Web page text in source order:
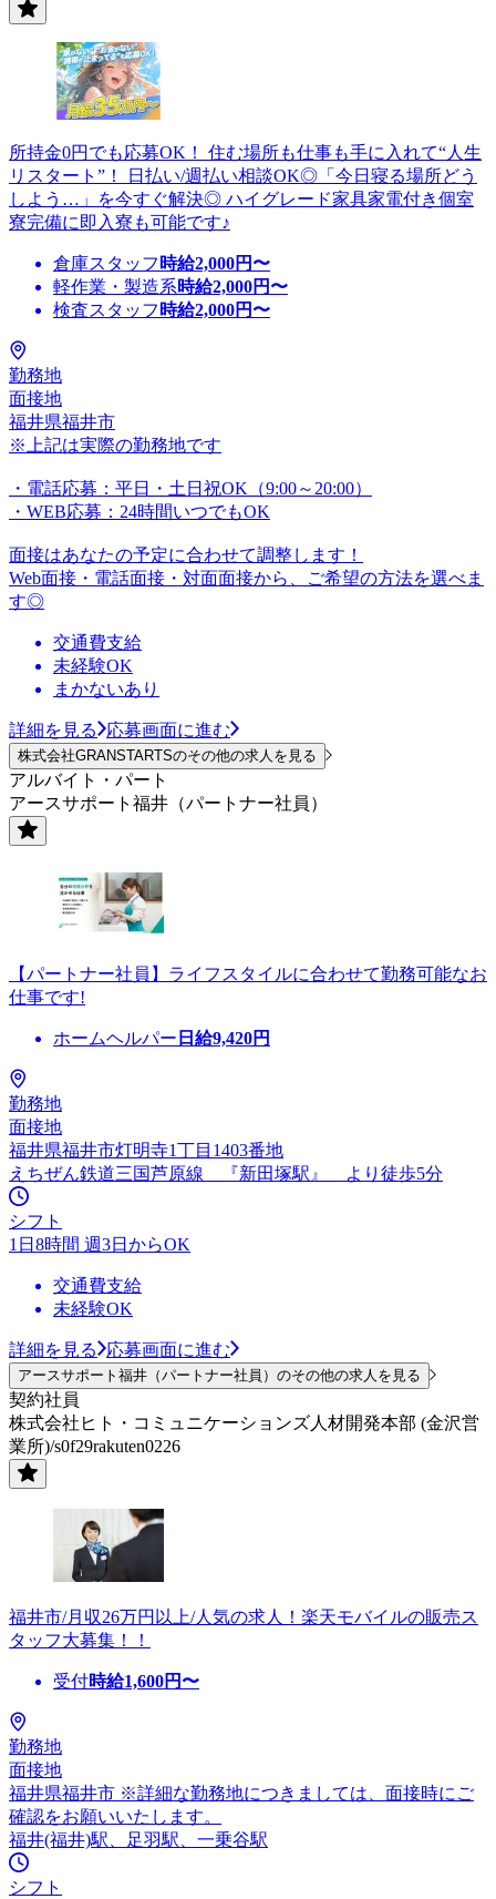
所持金0円でも応募OK！ 住む場所も仕事も手に入れて“人生
リスタート”！ 日払い/週払い相談OK◎「今日寝る場所どう
しよう…」を今すぐ解決◎ ハイグレード家具家電付き個室
寮完備に即入寮も可能です♪
倉庫スタッフ 時給2,000円〜
軽作業・製造系時給2,000円〜
検査スタッフ 時給2,000円〜
勤務地
面接地
福井県福井市
※上記は実際の勤務地です
・電話応募：平日・土日祝OK（9:00～20:00）
・WEB応募：24時間いつでもOK
面接はあなたの予定に合わせて調整します！
Web面接・電話面接・対面面接から、ご希望の方法を選べま
す◎
交通費支給
未経験OK
まかないあり
詳細を見る 応募画面に進む
株式会社GRANSTARTSのその他の求人を見る
アルバイト・パート
アースサポート福井（パートナー社員）
【パートナー社員】ライフスタイルに合わせて勤務可能なお
仕事です!
ホームヘルパー 日給9,420円
勤務地
面接地
福井県福井市灯明寺1丁目1403番地
えちぜん鉄道三国芦原線 『新田塚駅』 より徒歩5分
シフト
1日8時間 週3日からOK
交通費支給
未経験OK
詳細を見る 応募画面に進む
アースサポート福井（パートナー社員）のその他の求人を見る
契約社員
株式会社ヒト・コミュニケーションズ人材開発本部 (金沢営
業所)/s0f29rakuten0226
福井市/月収26万円以上/人気の求人！楽天モバイルの販売ス
タッフ大募集！！
受付時給1,600円〜
勤務地
面接地
福井県福井市 ※詳細な勤務地につきましては、面接時にご
確認をお願いいたします。
福井(福井)駅、足羽駅、一乗谷駅
シフト